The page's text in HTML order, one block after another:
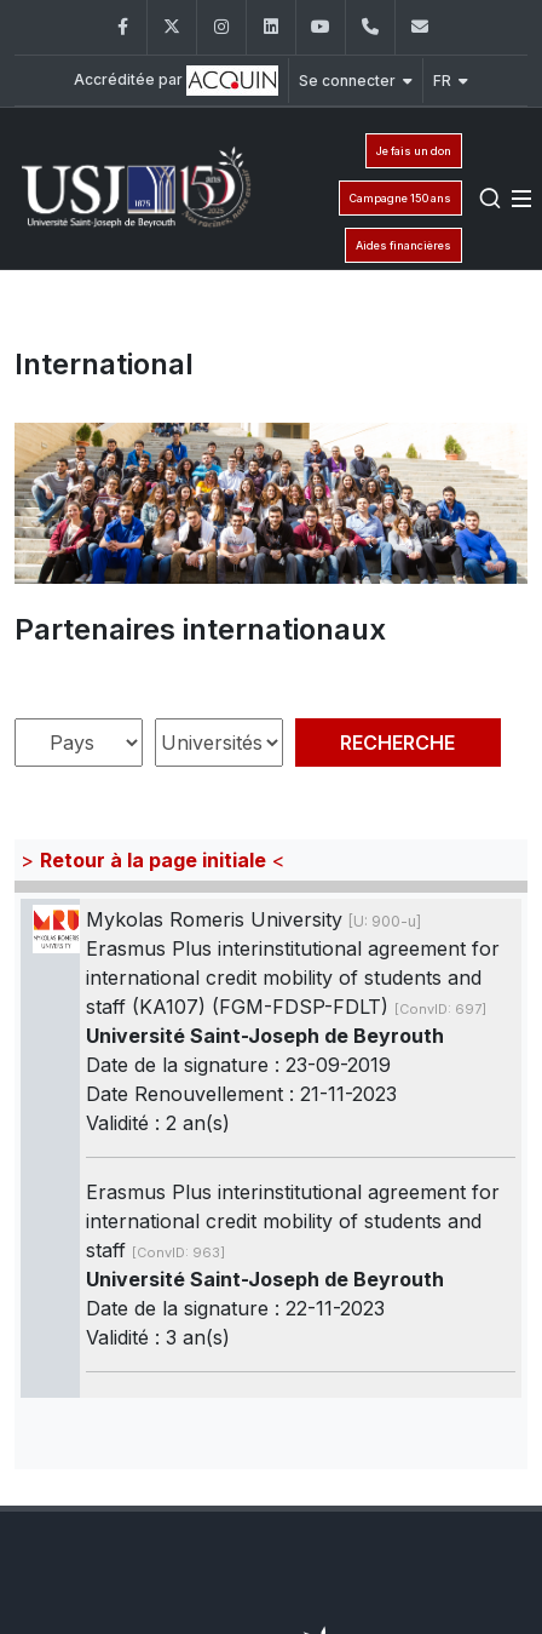
FacebookTwitter InstagramLinkedInYouTube+961 (1) 421 000
Accréditée par Se connecter FR
Je fais un don
Campagne 150 ans
Aides financières
International
Partenaires internationaux
> Retour à la page initiale <
Mykolas Romeris University [U: 900-u]
Erasmus Plus interinstitutional agreement for
international credit mobility of students and
staff (KA107) (FGM-FDSP-FDLT) [ConvID: 697]
Université Saint-Joseph de Beyrouth
Date de la signature : 23-09-2019
Date Renouvellement : 21-11-2023
Validité : 2 an(s)
Erasmus Plus interinstitutional agreement for
international credit mobility of students and
staff [ConvID: 963]
Université Saint-Joseph de Beyrouth
Date de la signature : 22-11-2023
Validité : 3 an(s)